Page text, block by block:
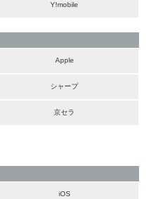
Y!mobile
Apple
シャープ
京セラ
iOS